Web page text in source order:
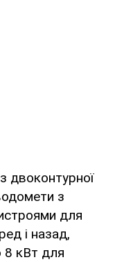
двоконтурної
з
для
і назад,
8 кВт для